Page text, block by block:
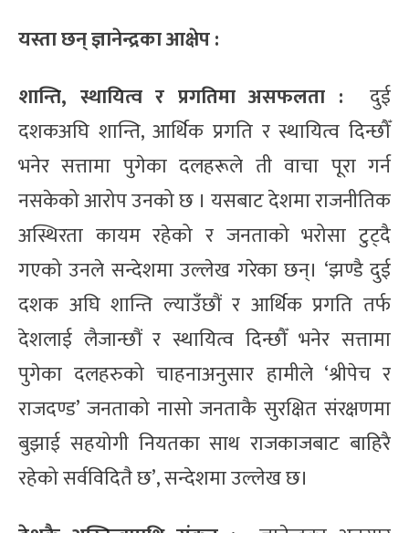
यस्ता छन् ज्ञानेन्द्रका आक्षेप :
शान्ति, स्थायित्व र प्रगतिमा असफलता : दुई
दशकअघि शान्ति, आर्थिक प्रगति र स्थायित्व दिन्छौँ
भनेर सत्तामा पुगेका दलहरूले ती वाचा पूरा गर्न
नसकेको आरोप उनको छ । यसबाट देशमा राजनीतिक
अस्थिरता कायम रहेको र जनताको भरोसा टुट्दै
गएको उनले सन्देशमा उल्लेख गरेका छन्। ‘झण्डै दुई
दशक अघि शान्ति ल्याउँछौं र आर्थिक प्रगति तर्फ
देशलाई लैजान्छौं र स्थायित्व दिन्छौँ भनेर सत्तामा
पुगेका दलहरुको चाहनाअनुसार हामीले ‘श्रीपेच र
राजदण्ड’ जनताको नासो जनताकै सुरक्षित संरक्षणमा
बुझाई सहयोगी नियतका साथ राजकाजबाट बाहिरै
रहेको सर्वविदितै छ’, सन्देशमा उल्लेख छ।